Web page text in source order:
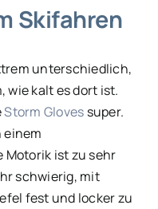
Skifahren
unterschiedlich,
wie kalt es dort ist.
Storm Gloves super.
einem
Motorik ist zu sehr
schwierig, mit
fest und locker zu